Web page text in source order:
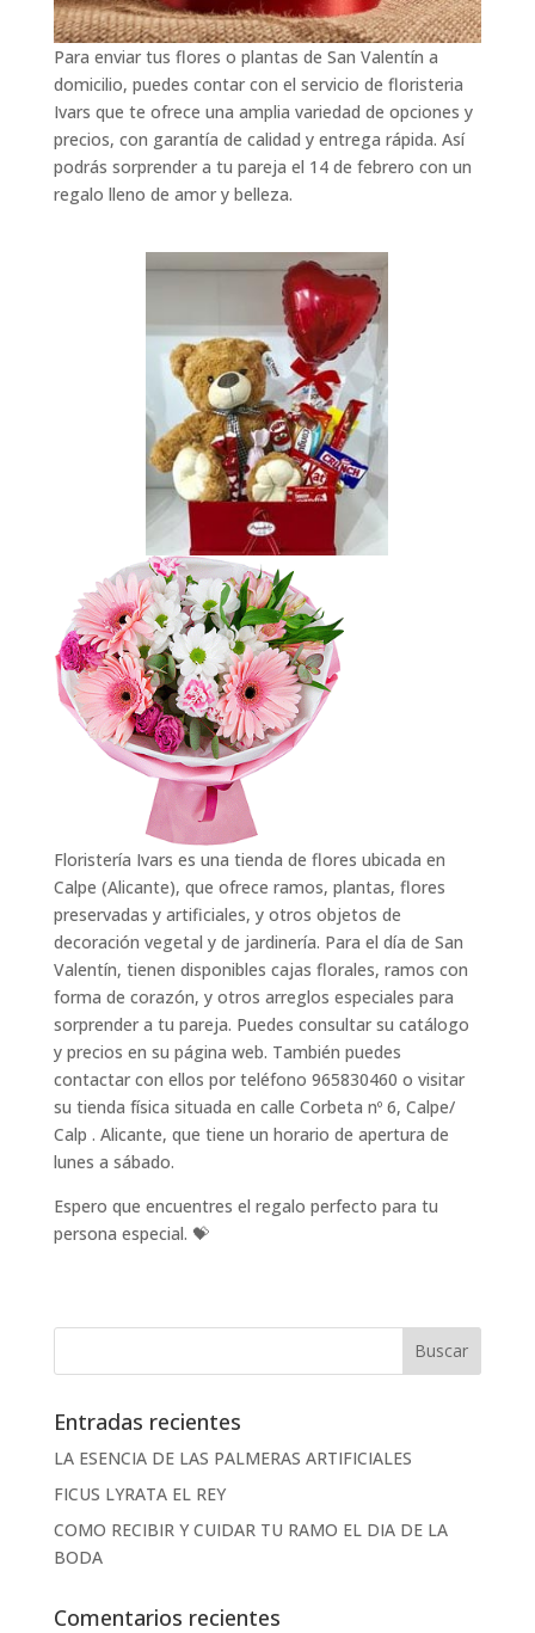
Para enviar tus flores o plantas de San Valentín a
domicilio, puedes contar con el servicio de floristeria
Ivars que te ofrece una amplia variedad de opciones y
precios, con garantía de calidad y entrega rápida. Así
podrás sorprender a tu pareja el 14 de febrero con un
regalo lleno de amor y belleza.
Floristería Ivars es una tienda de flores ubicada en
Calpe (Alicante), que ofrece ramos, plantas, flores
preservadas y artificiales, y otros objetos de
decoración vegetal y de jardinería. Para el día de San
Valentín, tienen disponibles cajas florales, ramos con
forma de corazón, y otros arreglos especiales para
sorprender a tu pareja. Puedes consultar su catálogo
y precios en su página web. También puedes
contactar con ellos por teléfono 965830460 o visitar
su tienda física situada en calle Corbeta nº 6, Calpe/
Calp . Alicante, que tiene un horario de apertura de
lunes a sábado.
Espero que encuentres el regalo perfecto para tu
persona especial. 💝
Entradas recientes
LA ESENCIA DE LAS PALMERAS ARTIFICIALES
FICUS LYRATA EL REY
COMO RECIBIR Y CUIDAR TU RAMO EL DIA DE LA
BODA
Comentarios recientes